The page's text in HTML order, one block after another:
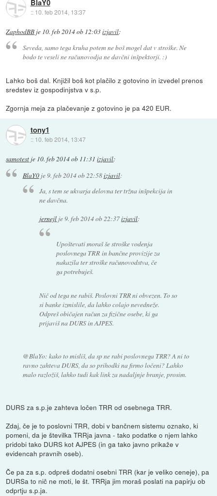
BlaY0
:: 10. feb 2014, 13:37
ZaphodBB je 10. feb 2014 ob 12:03izjavil:
Seveda, samo tega kruha potem ne boš mogel dat v stroške. Ne
bodo te veseli ne računovodja ne davčni inšpektorji. :)
Lahko boš dal. Knjižil boš kot plačilo z gotovino in izvedel prenos
sredstev iz gospodinjstva v s.p.
Zgornja meja za plačevanje z gotovino je pa 420 EUR.
tony1
:: 10. feb 2014, 13:47
samotest je 10. feb 2014 ob 11:31 izjavil:
BlaY0je 9. feb 2014 ob 22:58izjavil:
Ja, s tem se ukvarja delovna ter tržna inšpekcija in
ne davčna.
jernejl je9. feb 2014 ob 22:37izjavil:
Upoštevati moraš še stroške vodenja
poslovnega TRR in bančne provizije za
nakazila ter stroške računovodstva, če
ga potrebuješ.
Nič od tega ne rabiš. Poslovni TRR ni obvezen. To so
si banke izmislile, da lahko colajo nevedneže.
Odpreš običajen račun za fizične osebe, ki ga
prijaviš na DURS in AJPES.
@BlaYo: kako to misliš, da sp ne rabi poslovnega TRR? A ni to
ravno zahteva DURS, da so prihodki na firmo ločeni? Lahko
malo razložiš, lahko tudi kak link za nadaljnje branje, prosim.
DURS za s.p.je zahteva ločen TRR od osebnega TRR.
Zdaj, če je to poslovni TRR, dobi v bančnem sistemu oznako, ki
pomeni, da je številka TRRja javna - tako podatke o njem lahko
pridobi tako DURS kot AJPES (in ga tako javno prikaže v
evidencah pravnih oseb).
Če pa za s.p. odpreš dodatni osebni TRR (kar je veliko ceneje), pa
DURSa to nič ne moti, le št. TRRja jim moraš poslati na papirju ob
odprtju s.p.ja.